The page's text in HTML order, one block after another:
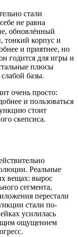
стали
не равна
обновлённый
тонкий корпус и
и приятнее, но
годится для игры и
плюсы
базы.
очень просто:
и пользоваться
стоит
скепсиса.
Реальные
вещах: вырос
сегмента,
перестали
стали по-
усилилась
ощущением